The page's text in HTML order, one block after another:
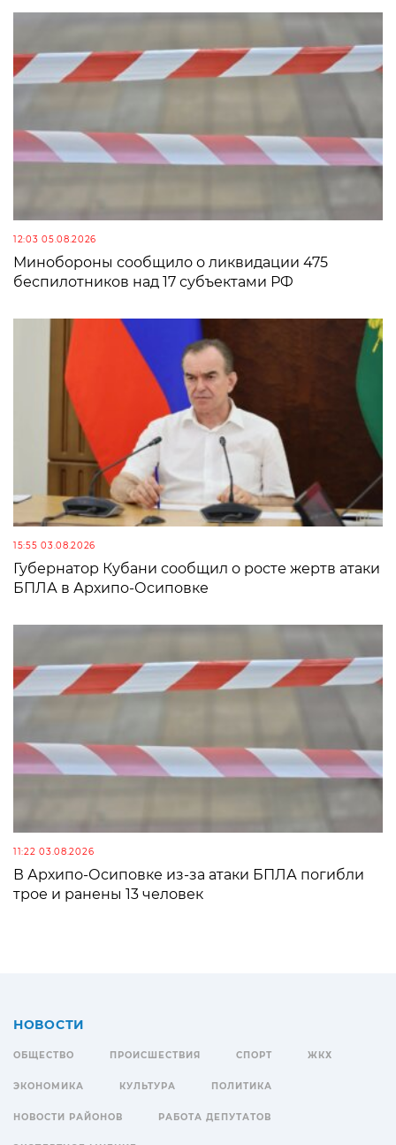
12:03 05.08.2026
Минобороны сообщило о ликвидации 475
беспилотников над 17 субъектами РФ
15:55 03.08.2026
Губернатор Кубани сообщил о росте жертв атаки
БПЛА в Архипо-Осиповке
11:22 03.08.2026
В Архипо-Осиповке из-за атаки БПЛА погибли
трое и ранены 13 человек
НОВОСТИ
ОБЩЕСТВО ПРОИСШЕСТВИЯ СПОРТ ЖКХ
ЭКОНОМИКА КУЛЬТУРА ПОЛИТИКА
НОВОСТИ РАЙОНОВ РАБОТА ДЕПУТАТОВ